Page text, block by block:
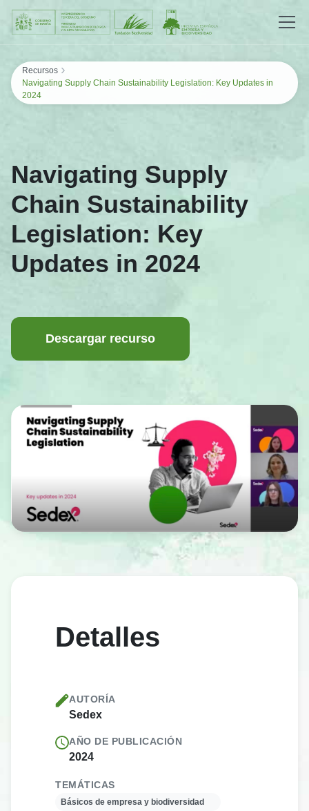
Saltar al contenido
Recursos ›
Navigating Supply Chain Sustainability Legislation: Key Updates in
2024
Navigating Supply
Chain Sustainability
Legislation: Key
Updates in 2024
Descargar recurso
Detalles
AUTORÍA
Sedex
AÑO DE PUBLICACIÓN
2024
TEMÁTICAS
Básicos de empresa y biodiversidad